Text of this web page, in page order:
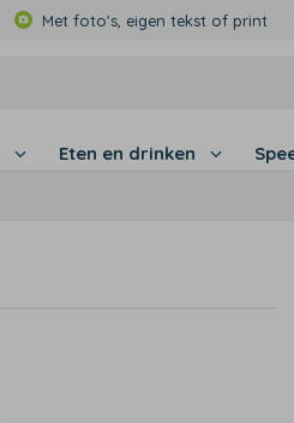
Met foto's, eigen tekst of print
Eten en drinken